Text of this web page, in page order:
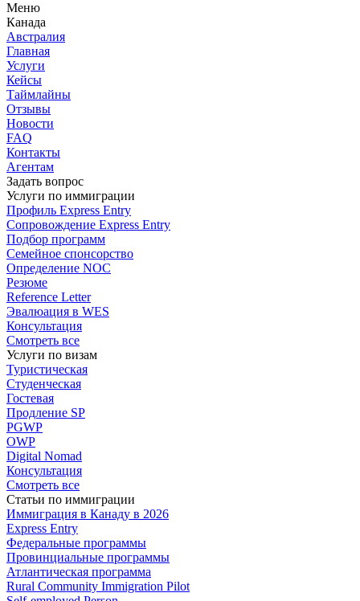
Меню
Канада
Австралия
Главная
Услуги
Кейсы
Таймлайны
Отзывы
Новости
FAQ
Контакты
Агентам
Задать вопрос
Услуги по иммиграции
Профиль Express Entry
Сопровождение Express Entry
Подбор программ
Семейное спонсорство
Определение NOC
Резюме
Reference Letter
Эвалюация в WES
Консультация
Смотреть все
Услуги по визам
Туристическая
Студенческая
Гостевая
Продление SP
PGWP
OWP
Digital Nomad
Консультация
Смотреть все
Статьи по иммиграции
Иммиграция в Канаду в 2026
Express Entry
Федеральные программы
Провинциальные программы
Атлантическая программа
Rural Community Immigration Pilot